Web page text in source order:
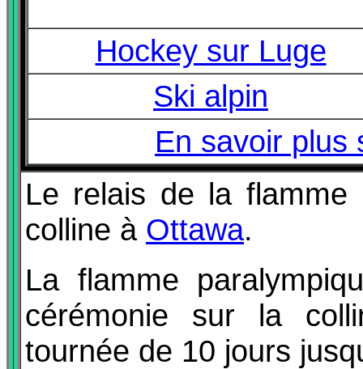
Hockey sur Luge
Ski alpin
En savoir plus
Le relais de la
colline à Ottawa.
La flamme
cérémonie sur la
tournée de 10 jours